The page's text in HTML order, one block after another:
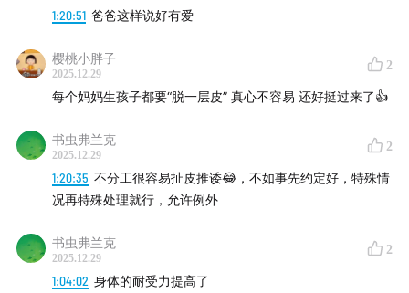
1:20:51 爸爸这样说好有爱
樱桃小胖子
2025.12.29
2
每个妈妈生孩子都要“脱一层皮” 真心不容易 还好挺过来了👍
书虫弗兰克
2025.12.29
2
1:20:35 不分工很容易扯皮推诿😂，不如事先约定好，特殊情
况再特殊处理就行，允许例外
书虫弗兰克
2025.12.29
2
1:04:02 身体的耐受力提高了